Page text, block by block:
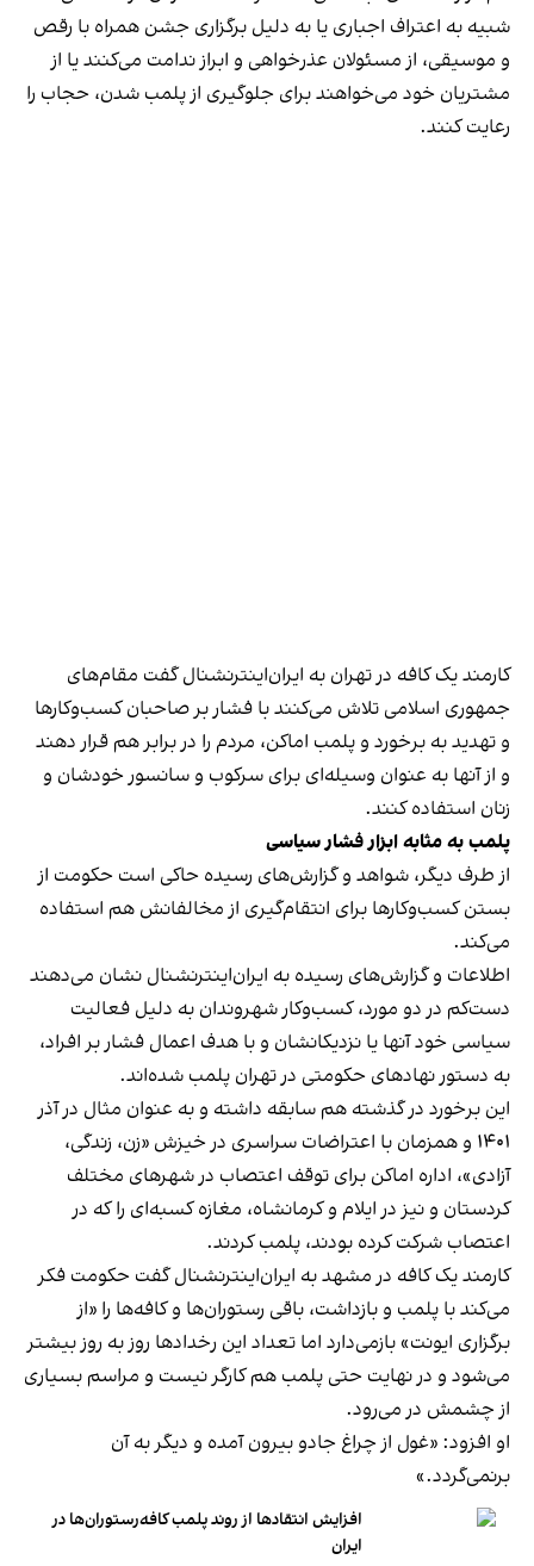
شبیه به اعتراف اجباری یا به دلیل برگزاری جشن همراه با رقص
و موسیقی، از مسئولان عذرخواهی و ابراز ندامت می‌کنند یا از
مشتریان خود می‌خواهند برای جلوگیری از پلمب شدن، حجاب را
رعایت کنند.
کارمند یک کافه در تهران به ایران‌اینترنشنال گفت مقام‌های
جمهوری اسلامی تلاش می‌کنند با فشار بر صاحبان کسب‌وکارها
و تهدید به برخورد و پلمب اماکن، مردم را در برابر هم قرار دهند
و از آنها به عنوان وسیله‌ای برای سرکوب و سانسور خودشان و
زنان استفاده کنند.
پلمب به مثابه ابزار فشار سیاسی
از طرف دیگر، شواهد و گزارش‌های رسیده حاکی است حکومت از
بستن کسب‌وکارها برای انتقام‌گیری از مخالفانش هم استفاده
می‌کند.
اطلاعات و گزارش‌های رسیده به ایران‌اینترنشنال نشان می‌دهند
دست‌کم در دو مورد، کسب‌وکار شهروندان به دلیل فعالیت
سیاسی خود آنها یا نزدیکانشان و با هدف اعمال فشار بر افراد،
به دستور نهادهای حکومتی در تهران پلمب شده‌اند.
این برخورد در گذشته هم سابقه داشته و به عنوان مثال در آذر
۱۴۰۱ و همزمان با اعتراضات سراسری در خیزش «زن، زندگی،
آزادی»، اداره اماکن برای توقف اعتصاب در شهرهای مختلف
کردستان و نیز در ایلام و کرمانشاه، مغازه کسبه‌ای را که در
اعتصاب شرکت کرده بودند، پلمب کردند.
کارمند یک کافه در مشهد به ایران‌اینترنشنال گفت حکومت فکر
می‌کند با پلمب و بازداشت، باقی رستوران‌ها و کافه‌ها را «از
برگزاری ایونت» بازمی‌دارد اما تعداد این رخدادها روز به روز بیشتر
می‌شود و در نهایت حتی پلمب هم کارگر نیست و مراسم بسیاری
از چشمش در می‌رود.
او افزود: «غول از چراغ جادو بیرون آمده و دیگر به آن
برنمی‎‌گردد.»
افزایش انتقادها از روند پلمب کافه‌رستوران‌ها در
ایران